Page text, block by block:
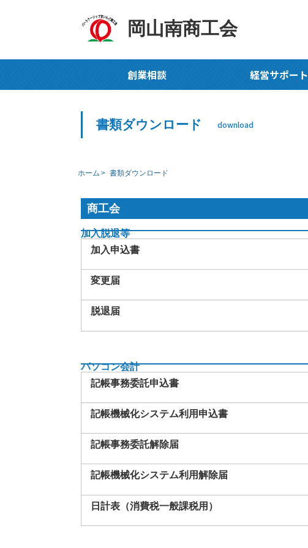
岡山南商工会
創業相談 経営サポート
書類ダウンロード download
ホーム 書類ダウンロード
商工会
加入脱退等
加入申込書
変更届
脱退届
パソコン会計
記帳事務委託申込書
記帳機械化システム利用申込書
記帳事務委託解除届
記帳機械化システム利用解除届
日計表（消費税一般課税用）